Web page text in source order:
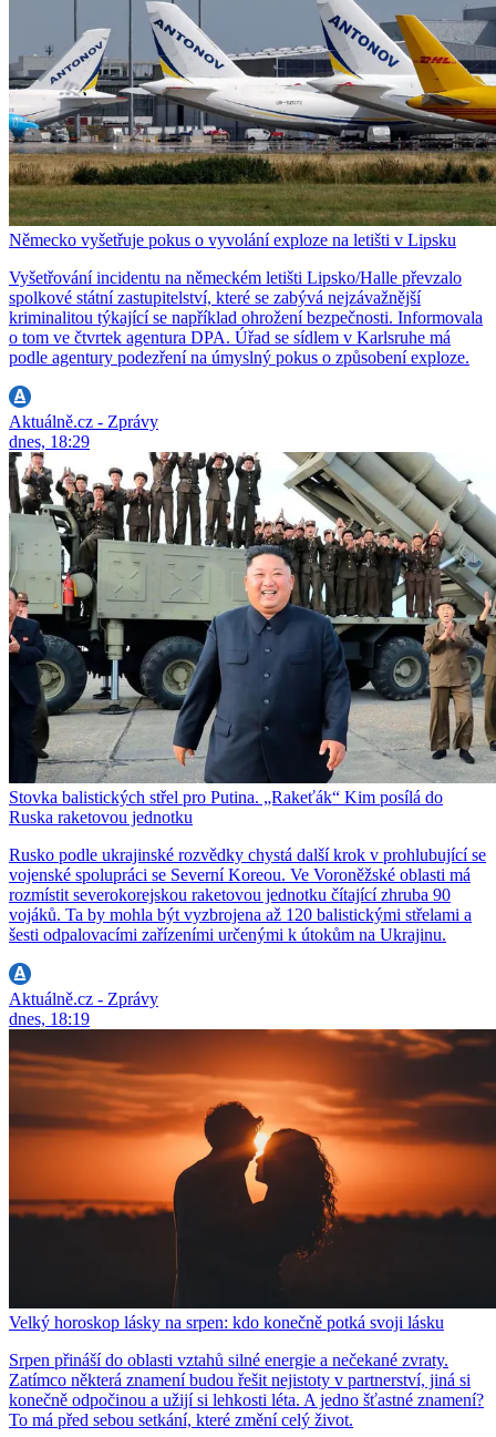
Německo vyšetřuje pokus o vyvolání exploze na letišti v Lipsku
Vyšetřování incidentu na německém letišti Lipsko/Halle převzalo
spolkové státní zastupitelství, které se zabývá nejzávažnější
kriminalitou týkající se například ohrožení bezpečnosti. Informovala
o tom ve čtvrtek agentura DPA. Úřad se sídlem v Karlsruhe má
podle agentury podezření na úmyslný pokus o způsobení exploze.
Aktuálně.cz - Zprávy
dnes, 18:29
Stovka balistických střel pro Putina. „Rakeťák“ Kim posílá do
Ruska raketovou jednotku
Rusko podle ukrajinské rozvědky chystá další krok v prohlubující se
vojenské spolupráci se Severní Koreou. Ve Voroněžské oblasti má
rozmístit severokorejskou raketovou jednotku čítající zhruba 90
vojáků. Ta by mohla být vyzbrojena až 120 balistickými střelami a
šesti odpalovacími zařízeními určenými k útokům na Ukrajinu.
Aktuálně.cz - Zprávy
dnes, 18:19
Velký horoskop lásky na srpen: kdo konečně potká svoji lásku
Srpen přináší do oblasti vztahů silné energie a nečekané zvraty.
Zatímco některá znamení budou řešit nejistoty v partnerství, jiná si
konečně odpočinou a užijí si lehkosti léta. A jedno šťastné znamení?
To má před sebou setkání, které změní celý život.